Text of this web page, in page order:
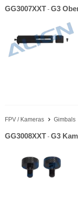
GG3007XXT - G3
FPV / Kameras Gimbals
GG3008XXT - G3